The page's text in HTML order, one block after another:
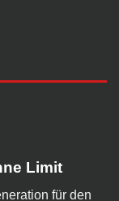
Limit
für den